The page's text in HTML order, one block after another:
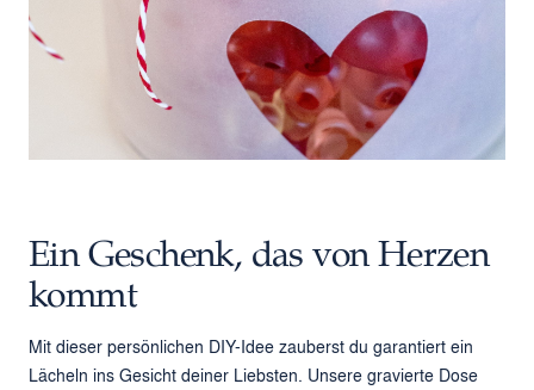
Ein Geschenk, das von Herzen
kommt
Mit dieser persönlichen DIY-Idee zauberst du garantiert ein
Lächeln ins Gesicht deiner Liebsten. Unsere gravierte Dose